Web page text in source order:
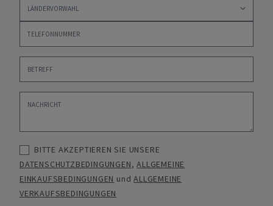
BITTE AKZEPTIEREN SIE UNSERE
DATENSCHUTZBEDINGUNGEN,ALLGEMEINE
EINKAUFSBEDINGUNGEN undALLGEMEINE
VERKAUFSBEDINGUNGEN